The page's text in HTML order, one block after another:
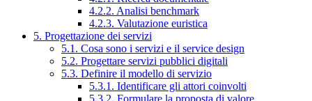
4.2.2. Analisi benchmark
4.2.3. Valutazione euristica
5. Progettazione dei servizi
5.1. Cosa sono i servizi e il service design
5.2. Progettare servizi pubblici digitali
5.3. Definire il modello di servizio
5.3.1. Identificare gli attori coinvolti
5.3.2. Formulare la proposta di valore